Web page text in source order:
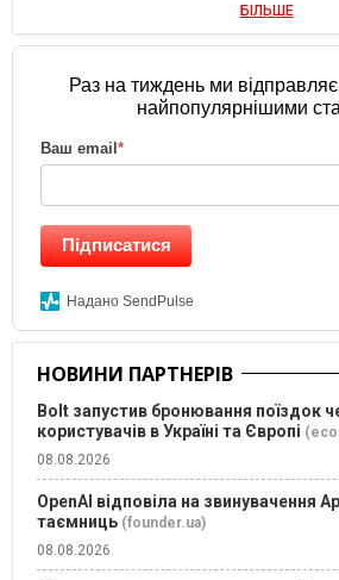
БІЛЬШЕ
Раз на тиждень ми
найпопулярнішими
Ваш email*
Підписатися
Надано SendPulse
НОВИНИ ПАРТНЕРІВ
Bolt запустив бронювання поїздок
користувачів в Україні та Європі
08.08.2026
OpenAI відповіла на звинувачення
таємниць (founder.ua)
08.08.2026